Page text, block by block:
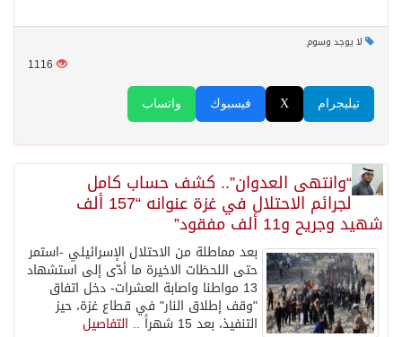
لا يوجد وسوم
1116
واتساب فيسبوك X تيليجرام
“وانتهى العدوان”.. كشف حساب كامل
لجرائم الاحتلال في غزة عنوانه “157 ألف
شهيد وجريح و11 ألف مفقود”
بعد مماطلة من الاحتلال الإسرائيلي -استمر
حتى اللحظات الاخيرة ما أدّى إلى استشهاد
13 مواطنا واصابة العشرات- دخل اتفاق
"وقف إطلاق النار" في قطاع غزة، حيز
التنفيذ، بعد 15 شهراً .. التفاصيل